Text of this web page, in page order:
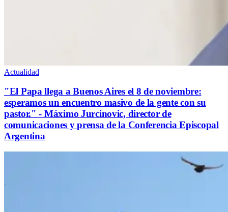
Actualidad
"El Papa llega a Buenos Aires el 8 de noviembre:
esperamos un encuentro masivo de la gente con su
pastor." - Máximo Jurcinovic, director de
comunicaciones y prensa de la Conferencia Episcopal
Argentina